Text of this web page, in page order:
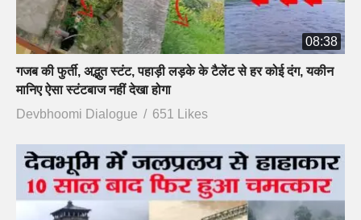
08:38
गजब की फुर्ती, अद्भुत स्टंट, पहाड़ी लड़के के टैलेंट से हर कोई दंग, यकीन
मानिए ऐसा स्टंटबाज नहीं देखा होगा
Devbhoomi Dialogue
651 Likes